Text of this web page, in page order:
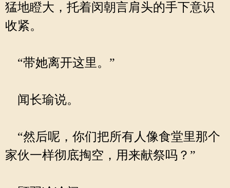
猛地瞪大，托着闵朝言肩头的手下意识
收紧。
“带她离开这里。”
闻长瑜说。
“然后呢，你们把所有人像食堂里那个
家伙一样彻底掏空，用来献祭吗？”